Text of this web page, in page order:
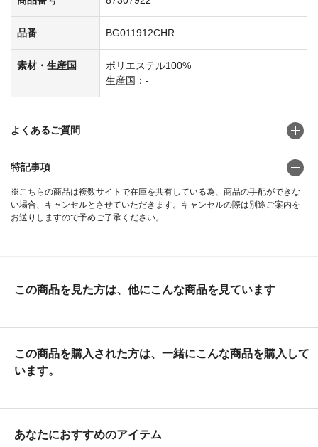
品番 BG011912CHR
素材・生産国
ポリエステル100%
生産国：-
よくあるご質問
特記事項
※こちらの商品は複数サイトで在庫を共有している為、商品の手配ができな
い場合、キャンセルとさせていただきます。キャンセルの際は別途ご案内を
お送りしますので予めご了承ください。
この商品を見た方は、他にこんな商品を見ています
この商品を購入された方は、一緒にこんな商品を購入して
います。
あなたにおすすめのアイテム